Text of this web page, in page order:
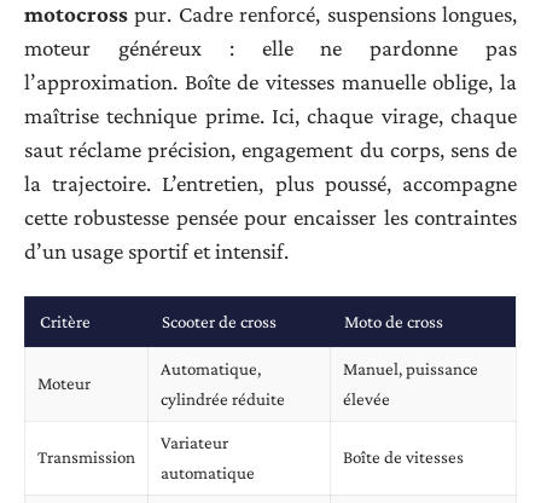
motocross pur. Cadre renforcé, suspensions longues,
moteur généreux : elle ne pardonne pas
l’approximation. Boîte de vitesses manuelle oblige, la
maîtrise technique prime. Ici, chaque virage, chaque
saut réclame précision, engagement du corps, sens de
la trajectoire. L’entretien, plus poussé, accompagne
cette robustesse pensée pour encaisser les contraintes
d’un usage sportif et intensif.
Critère Scooter de cross Moto de cross
Moteur
Automatique,
cylindrée réduite
Manuel, puissance
élevée
Transmission
Variateur
automatique
Boîte de vitesses